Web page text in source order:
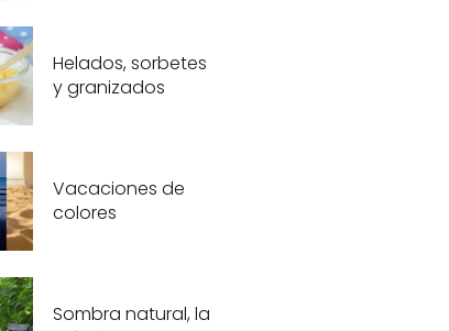
Helados, sorbetes
y granizados
Vacaciones de
colores
Sombra natural, la